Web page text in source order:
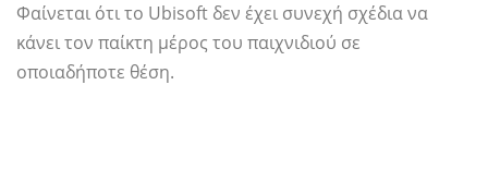
Φαίνεται ότι το Ubisoft δεν έχει συνεχή σχέδια να
κάνει τον παίκτη μέρος του παιχνιδιού σε
οποιαδήποτε θέση.